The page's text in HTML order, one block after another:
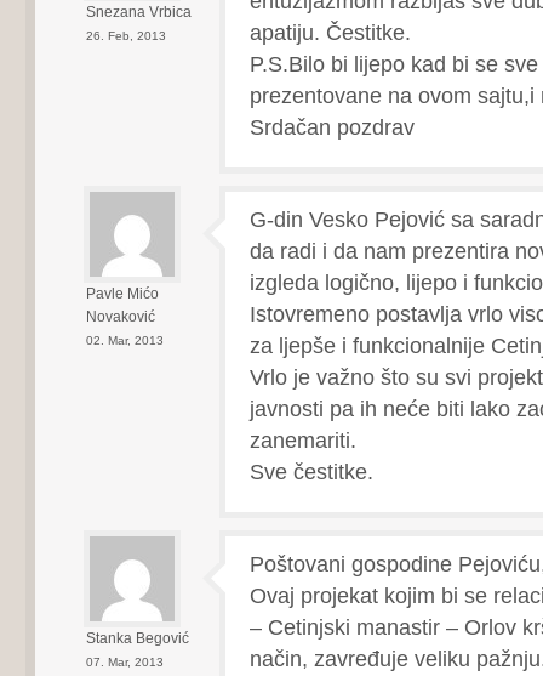
Snezana Vrbica
26. Feb, 2013
apatiju. Čestitke.
P.S.Bilo bi lijepo kad bi se
prezentovane na ovom sajtu,i
Srdačan pozdrav
Pavle Mićo
Novaković
02. Mar, 2013
G-din Vesko Pejović sa
da radi i da nam prezentira
izgleda logično, lijepo i
Istovremeno postavlja vrlo
za ljepše i funkcionalnije
Vrlo je važno što su svi
javnosti pa ih neće biti lako
zanemariti.
Sve čestitke.
Stanka Begović
07. Mar, 2013
Poštovani gospodine
Ovaj projekat kojim bi se
– Cetinjski manastir – Orlov
način, zavređuje veliku